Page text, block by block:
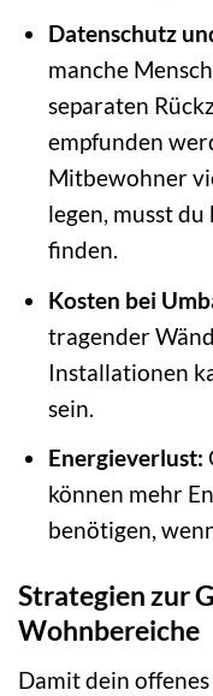
Datenschutz
manche
separaten
empfunden
Mitbewohner
legen, musst
finden.
Kosten bei
tragender
Installationen
sein.
Energieverlust:
können mehr
benötigen,
Strategien zur
Wohnbereiche
Damit dein